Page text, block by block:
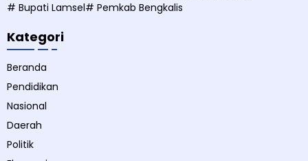
# Bupati Lamsel# Pemkab Bengkalis
Kategori
Beranda
Pendidikan
Nasional
Daerah
Politik